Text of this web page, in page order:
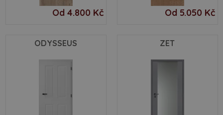
Od 4.800 Kč Od 5.050 Kč
ODYSSEUS ZET